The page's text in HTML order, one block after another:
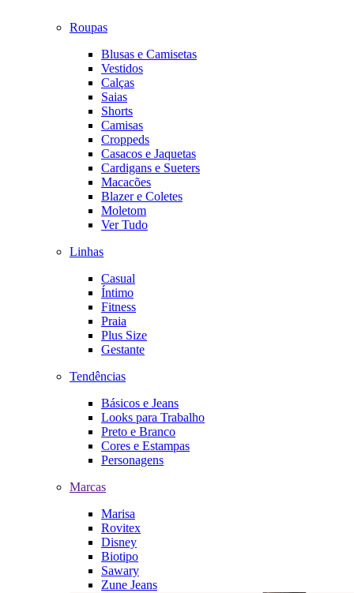
Roupas
Blusas e Camisetas
Vestidos
Calças
Saias
Shorts
Camisas
Croppeds
Casacos e Jaquetas
Cardigans e Sueters
Macacões
Blazer e Coletes
Moletom
Ver Tudo
Linhas
Casual
Íntimo
Fitness
Praia
Plus Size
Gestante
Tendências
Básicos e Jeans
Looks para Trabalho
Preto e Branco
Cores e Estampas
Personagens
Marcas
Marisa
Rovitex
Disney
Biotipo
Sawary
Zune Jeans